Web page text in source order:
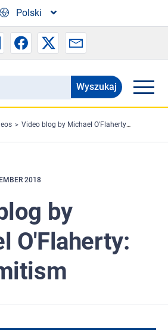
Polski
Video blog by Michael O'Flaherty: antisemitism
2018
by
O'Flaherty: